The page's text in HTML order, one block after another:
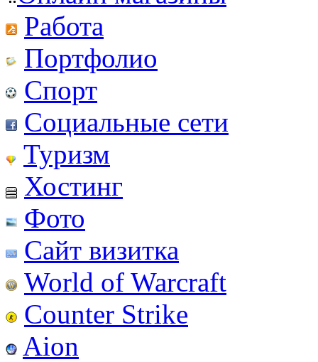
Работа
Портфолио
Спорт
Социальные сети
Туризм
Хостинг
Фото
Сайт визитка
World of Warcraft
Counter Strike
Aion